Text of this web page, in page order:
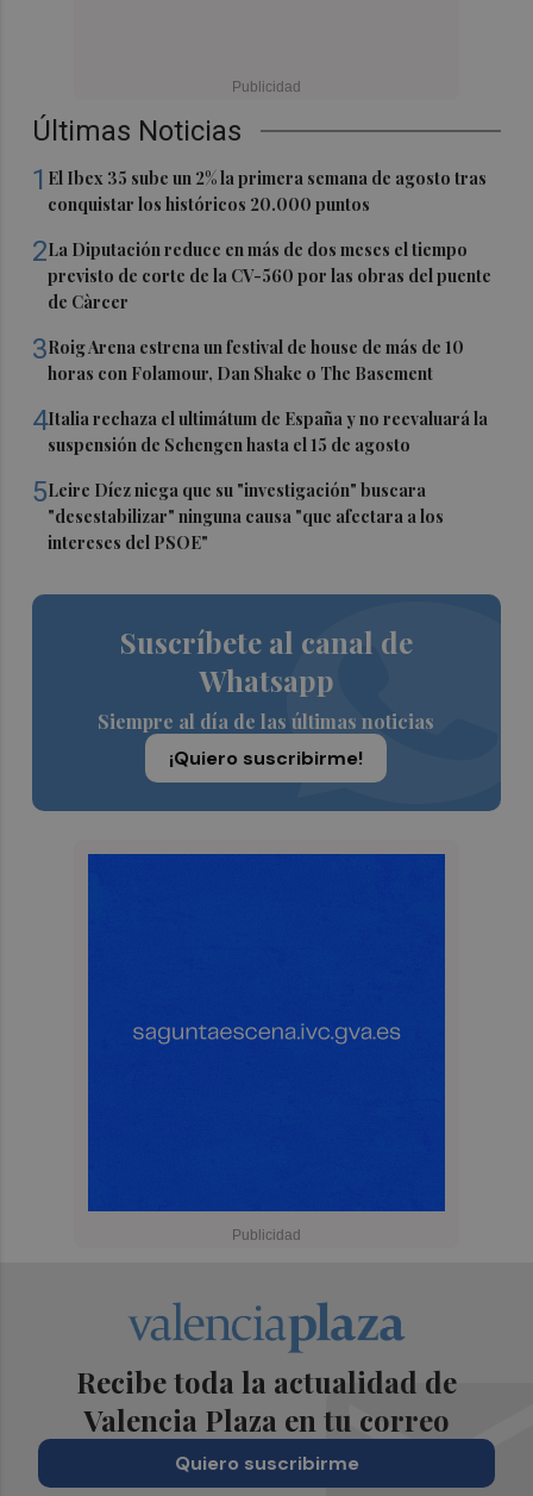
Últimas Noticias
1 El Ibex 35 sube un 2% la primera semana de agosto tras
conquistar los históricos 20.000 puntos
2La Diputación reduce en más de dos meses el tiempo
previsto de corte de la CV-560 por las obras del puente
de Càrcer
3Roig Arena estrena un festival de house de más de 10
horas con Folamour, Dan Shake o The Basement
4Italia rechaza el ultimátum de España y no reevaluará la
suspensión de Schengen hasta el 15 de agosto
5Leire Díez niega que su "investigación" buscara
"desestabilizar" ninguna causa "que afectara a los
intereses del PSOE"
Suscríbete al canal de
Whatsapp
Siempre al día de las últimas noticias
¡Quiero suscribirme!
Recibe toda la actualidad de
Valencia Plaza en tu correo
Quiero suscribirme